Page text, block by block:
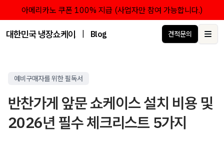
아메리카노 쿠폰 100% 지급 (사업자만 참여 가능합니다.)
대한민국 냉장쇼케이스 점유율 1위 브랜드 한성쇼케이스
Blog 견적문의
예비구매자를 위한 필독서
반찬가게 앞문 쇼케이스 설치 비용 및
2026년 필수 체크리스트 5가지